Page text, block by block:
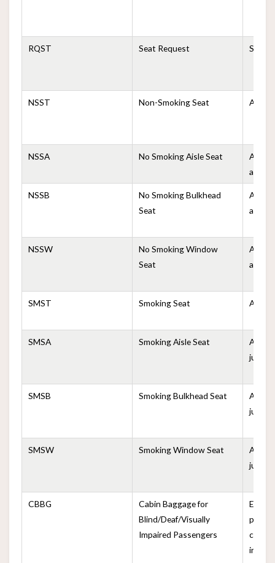
RQST Seat Request
NSST Non-Smoking Seat
NSSA No Smoking Aisle Seat
al
NSSB
No Smoking Bulkhead
Seat
a la
NSSW
No Smoking Window
Seat
a la
SMST Smoking Seat
SMSA Smoking Aisle Seat
junto
SMSB Smoking Bulkhead Seat
junto
SMSW Smoking Window Seat
junto
CBBG
Cabin Baggage for
Blind/Deaf/Visually
Impaired Passengers